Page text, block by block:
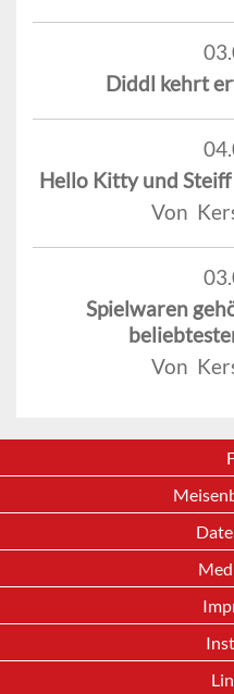
Diddl kehrt
Hello Kitty und
Von
Spielwaren
Von